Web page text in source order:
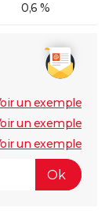
0,6 %
un exemple
un exemple
un exemple